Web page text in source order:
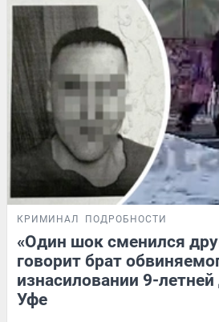
КРИМИНАЛ ПОДРОБНОСТИ
«Один шок сменился
говорит брат
изнасиловании 9-
Уфе